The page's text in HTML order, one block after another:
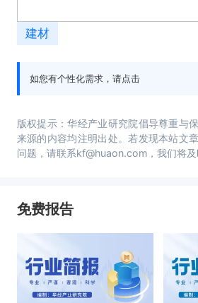
建材
如您有个性化需求，请点击
版权提示：华经产业研究院倡导尊重与
来源的内容均注明出处。若发现本站文
问题，请联系kf@huaon.com，我们将及
免费报告